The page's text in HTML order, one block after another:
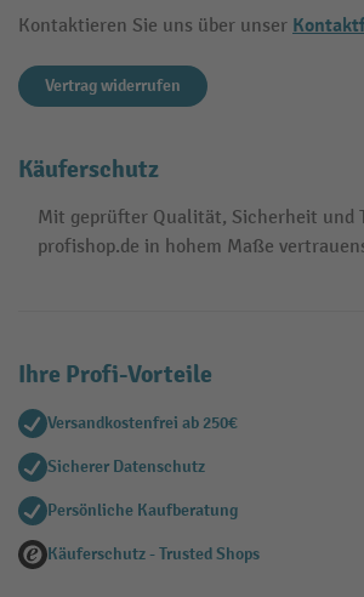
Kontaktieren Sie uns über unser
Vertrag widerrufen
Käuferschutz
Mit geprüfter Qualität, Sicherheit und
profishop.de in hohem Maße
Ihre Profi-Vorteile
Versandkostenfrei ab 250€
Sicherer Datenschutz
Persönliche Kaufberatung
Käuferschutz - Trusted Shops